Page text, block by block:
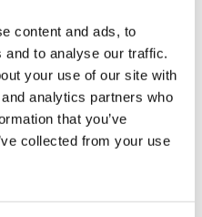
content and ads, to
to analyse our traffic.
your use of our site with
analytics partners who
that you’ve
collected from your use
£.
ANGEBOT!
LEICHTE SEKUNDE
Geistergesicht Deluxe gealterte
Maske (Scream 6) (LEICHTER
MAKEl)
£24.95 Ursprünglicher
Preis
£
£21.95Der
aktuelle
21,95
IN DEN WARENKORB LEGEN